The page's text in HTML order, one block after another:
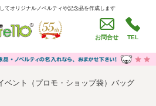
ベルティや記念品を作成します
てオリジナルノベルティや記念品を作成します
お問合せ TEL
労働組合・設立記念・周年記念
イベント・パーティーグッズ
ベント（プロモ・ショップ袋）バッグ